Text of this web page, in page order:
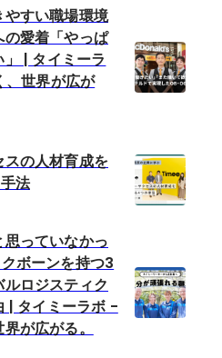
すい職場環境
の愛着「やっぱ
| タイミーラ
世界が広が
の人材育成を
法
っていなかっ
ボーンを持つ3
ロジスティク
| タイミーラボ -
が広がる。